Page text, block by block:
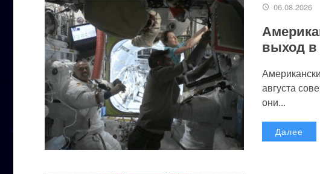
06.08.2026
выход в
августа
они...
Далее